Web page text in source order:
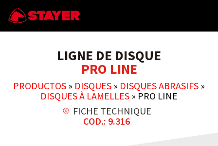
LIGNE DE DISQUE
PRO LINE
PRODUCTOS » DISQUES » DISQUES ABRASIFS »
DISQUES À LAMELLES » PRO LINE
FICHE TECHNIQUE
COD.: 9.316